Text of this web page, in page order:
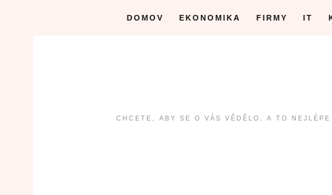
DOMOV EKONOMIKA FIRMY IT
CHCETE, ABY SE O VÁS VĚDĚLO, A TO